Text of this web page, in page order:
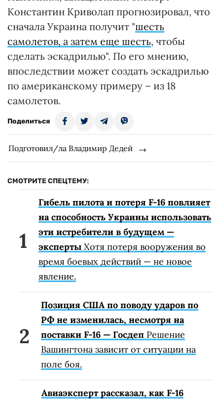
Константин Криволап прогнозировал, что
сначала Украина получит "шесть
самолетов, а затем еще шесть, чтобы
сделать эскадрилью". По его мнению,
впоследствии может создать эскадрилью
по американскому примеру – из 18
самолетов.
Поделиться
Подготовил/ла Владимир Дедей
СМОТРИТЕ СПЕЦТЕМУ:
Гибель пилота и потеря F-16 повлияет
на способность Украины использовать
эти истребители в будущем —
эксперты Хотя потеря вооружения во
время боевых действий — не новое
явление.
Позиция США по поводу ударов по
РФ не изменилась, несмотря на
поставки F-16 — Госдеп Решение
Вашингтона зависит от ситуации на
поле боя.
Авиаэксперт рассказал, как F-16